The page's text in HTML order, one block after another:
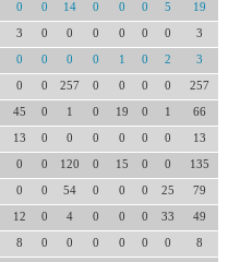
0 0 14 0 0 0 5 19
3 0 0 0 0 0 0 3
0 0 0 0 1 0 2 3
0 0 257 0 0 0 0 257
45 0 1 0 19 0 1 66
13 0 0 0 0 0 0 13
0 0 120 0 15 0 0 135
0 0 54 0 0 0 25 79
12 0 4 0 0 0 33 49
8 0 0 0 0 0 0 8